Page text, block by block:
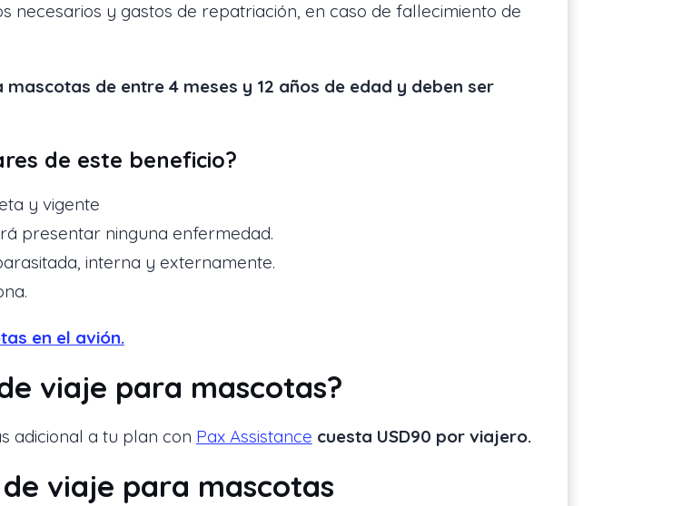
necesarios y gastos de repatriación, en caso de fallecimiento de
de entre 4 meses y 12 años de edad y deben ser
de este beneficio?
y vigente
presentar ninguna enfermedad.
interna y externamente.
en el avión.
viaje para mascotas?
adicional a tu plan con Pax Assistance cuesta USD90 por viajero.
viaje para mascotas